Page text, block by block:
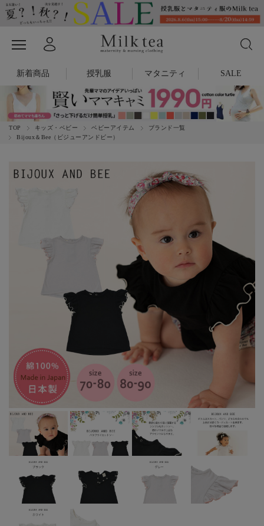
新着商品 授乳服 マタニティ SALE
TOP キッズ・ベビー ベビーアイテム
ブランド一覧
Bijoux＆Bee（ビジューアンドビー）